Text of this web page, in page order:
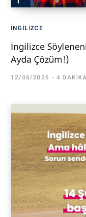
İNGILIZCE
İngilizce
Ayda Çözüm!)
12/06/2026 4